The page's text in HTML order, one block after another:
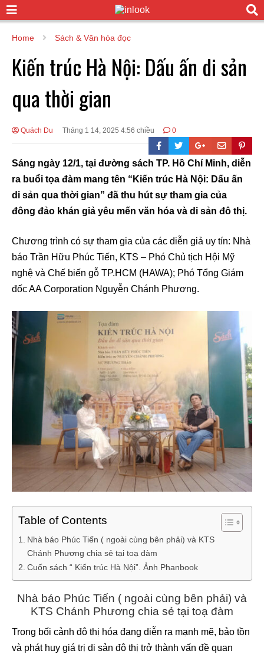
Home Sách & Văn hóa đọc
Kiến trúc Hà Nội: Dấu ấn di sản
qua thời gian
Quách Du Tháng 1 14, 2025 4:56 chiều 0
Sáng ngày 12/1, tại đường sách TP. Hồ Chí Minh, diễn
ra buổi tọa đàm mang tên “Kiến trúc Hà Nội: Dấu ấn
di sản qua thời gian” đã thu hút sự tham gia của
đông đảo khán giả yêu mến văn hóa và di sản đô thị.
Chương trình có sự tham gia của các diễn giả uy tín: Nhà
báo Trần Hữu Phúc Tiến, KTS – Phó Chủ tịch Hội Mỹ
nghệ và Chế biến gỗ TP.HCM (HAWA); Phó Tổng Giám
đốc AA Corporation Nguyễn Chánh Phương.
Table of Contents
Nhà báo Phúc Tiến ( ngoài cùng bên phải) và KTS
Chánh Phương chia sẻ tại toạ đàm
Cuốn sách “ Kiến trúc Hà Nội”. Ảnh Phanbook
Nhà báo Phúc Tiến ( ngoài cùng bên phải) và
KTS Chánh Phương chia sẻ tại toạ đàm
Trong bối cảnh đô thị hóa đang diễn ra mạnh mẽ, bảo tồn
và phát huy giá trị di sản đô thị trở thành vấn đề quan